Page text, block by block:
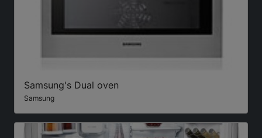
Samsung's Dual oven
Samsung